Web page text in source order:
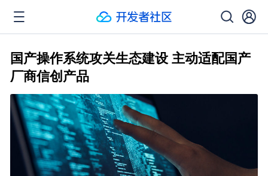
国产操作系统攻关生态建设 主动适配国产
厂商信创产品